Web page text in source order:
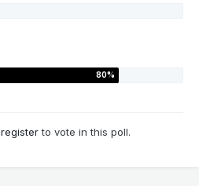
registerto vote in this poll.